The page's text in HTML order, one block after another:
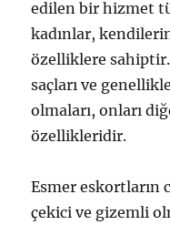
edilen bir hizmet
kadınlar,
özelliklere
saçları ve
olmaları, onları
özellikleridir.
Esmer eskortların
çekici ve gizemli